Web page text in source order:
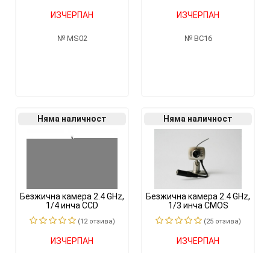
ИЗЧЕРПАН
MS02
ИЗЧЕРПАН
BC16
Няма наличност
Безжична камера 2.4 GHz,
1/4 инча CCD
(12 отзивa)
ИЗЧЕРПАН
Няма наличност
Безжична камера 2.4 GHz,
1/3 инча CMOS
(25 отзивa)
ИЗЧЕРПАН